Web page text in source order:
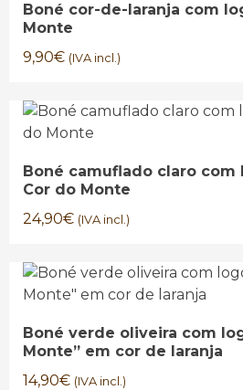
Boné cor-de-laranja com
Monte
9,90€ (IVA incl.)
Boné camuflado claro com
Cor do Monte
24,90€ (IVA incl.)
Boné verde oliveira com
Monte” em cor de laranja
14,90€ (IVA incl.)